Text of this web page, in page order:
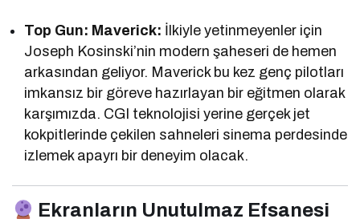
Top Gun: Maverick: İlkiyle yetinmeyenler için
Joseph Kosinski’nin modern şaheseri de hemen
arkasından geliyor. Maverick bu kez genç pilotları
imkansız bir göreve hazırlayan bir eğitmen olarak
karşımızda. CGI teknolojisi yerine gerçek jet
kokpitlerinde çekilen sahneleri sinema perdesinde
izlemek apayrı bir deneyim olacak.
Ekranların Unutulmaz Efsanesi